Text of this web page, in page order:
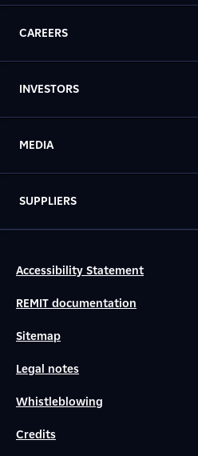
CAREERS
INVESTORS
MEDIA
SUPPLIERS
Accessibility Statement
REMIT documentation
Sitemap
Legal notes
Whistleblowing
Credits